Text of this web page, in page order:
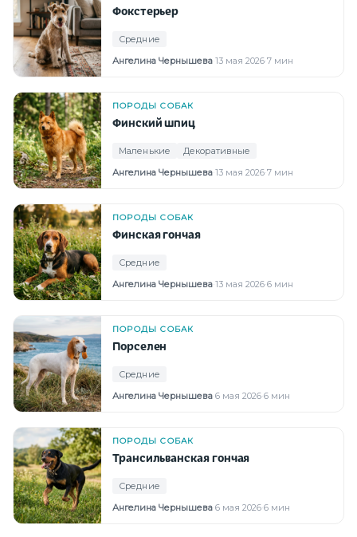
Фокстерьер
Средние
Ангелина Чернышева·13 мая 2026·7 мин
ПОРОДЫ СОБАК
Финский шпиц
Маленькие
Декоративные
Ангелина Чернышева·13 мая 2026·7 мин
ПОРОДЫ СОБАК
Финская гончая
Средние
Ангелина Чернышева·13 мая 2026·6 мин
ПОРОДЫ СОБАК
Порселен
Средние
Ангелина Чернышева·6 мая 2026·6 мин
ПОРОДЫ СОБАК
Трансильванская гончая
Средние
Ангелина Чернышева·6 мая 2026·6 мин